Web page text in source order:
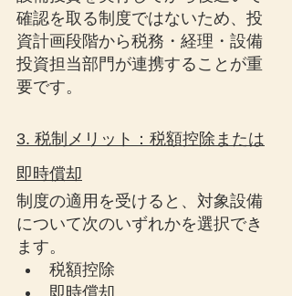
確認を取る制度ではないため、投
資計画段階から税務・経理・設備
投資担当部門が連携することが重
要です。
3. 税制メリット：税額控除または
即時償却
制度の適用を受けると、対象設備
について次のいずれかを選択でき
ます。
税額控除
即時償却